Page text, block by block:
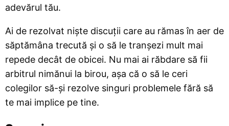
adevărul tău.
Ai de rezolvat niște discuții care au rămas în aer de
săptămâna trecută și o să le tranșezi mult mai
repede decât de obicei. Nu mai ai răbdare să fii
arbitrul nimănui la birou, așa că o să le ceri
colegilor să-și rezolve singuri problemele fără să
te mai implice pe tine.